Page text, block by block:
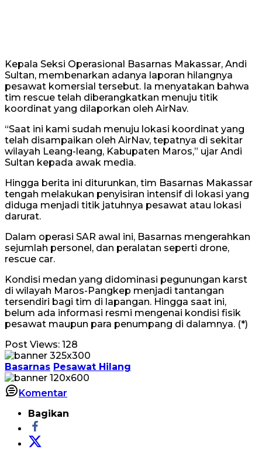
Kepala Seksi Operasional Basarnas Makassar, Andi
Sultan, membenarkan adanya laporan hilangnya
pesawat komersial tersebut. Ia menyatakan bahwa
tim rescue telah diberangkatkan menuju titik
koordinat yang dilaporkan oleh AirNav.
“Saat ini kami sudah menuju lokasi koordinat yang
telah disampaikan oleh AirNav, tepatnya di sekitar
wilayah Leang-leang, Kabupaten Maros,” ujar Andi
Sultan kepada awak media.
Hingga berita ini diturunkan, tim Basarnas Makassar
tengah melakukan penyisiran intensif di lokasi yang
diduga menjadi titik jatuhnya pesawat atau lokasi
darurat.
Dalam operasi SAR awal ini, Basarnas mengerahkan
sejumlah personel, dan peralatan seperti drone,
rescue car.
Kondisi medan yang didominasi pegunungan karst
di wilayah Maros-Pangkep menjadi tantangan
tersendiri bagi tim di lapangan. Hingga saat ini,
belum ada informasi resmi mengenai kondisi fisik
pesawat maupun para penumpang di dalamnya. (*)
Post Views: 128
Basarnas Pesawat Hilang
Komentar
Bagikan